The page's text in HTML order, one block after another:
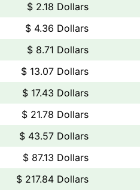
$ 2.18 Dollars
$ 4.36 Dollars
$ 8.71 Dollars
$ 13.07 Dollars
$ 17.43 Dollars
$ 21.78 Dollars
$ 43.57 Dollars
$ 87.13 Dollars
$ 217.84 Dollars